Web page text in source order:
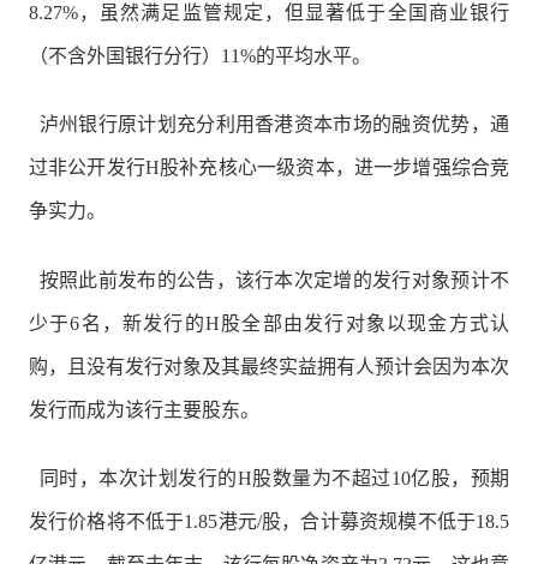
8.27%，虽然满足监管规定，但显著低于全国商业银行
（不含外国银行分行）11%的平均水平。
泸州银行原计划充分利用香港资本市场的融资优势，通
过非公开发行H股补充核心一级资本，进一步增强综合竞
争实力。
按照此前发布的公告，该行本次定增的发行对象预计不
少于6名，新发行的H股全部由发行对象以现金方式认
购，且没有发行对象及其最终实益拥有人预计会因为本次
发行而成为该行主要股东。
同时，本次计划发行的H股数量为不超过10亿股，预期
发行价格将不低于1.85港元/股，合计募资规模不低于18.5